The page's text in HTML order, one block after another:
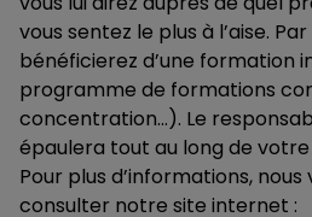
vous sentez le plus à l’aise.
bénéficierez d’une formation
programme de formations
concentration…). Le
épaulera tout au long de votre
Pour plus d’informations, nous
consulter notre site internet :